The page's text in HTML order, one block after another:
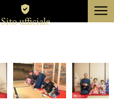
DI
CANCELLAZIONE
Sito ufficiale menu